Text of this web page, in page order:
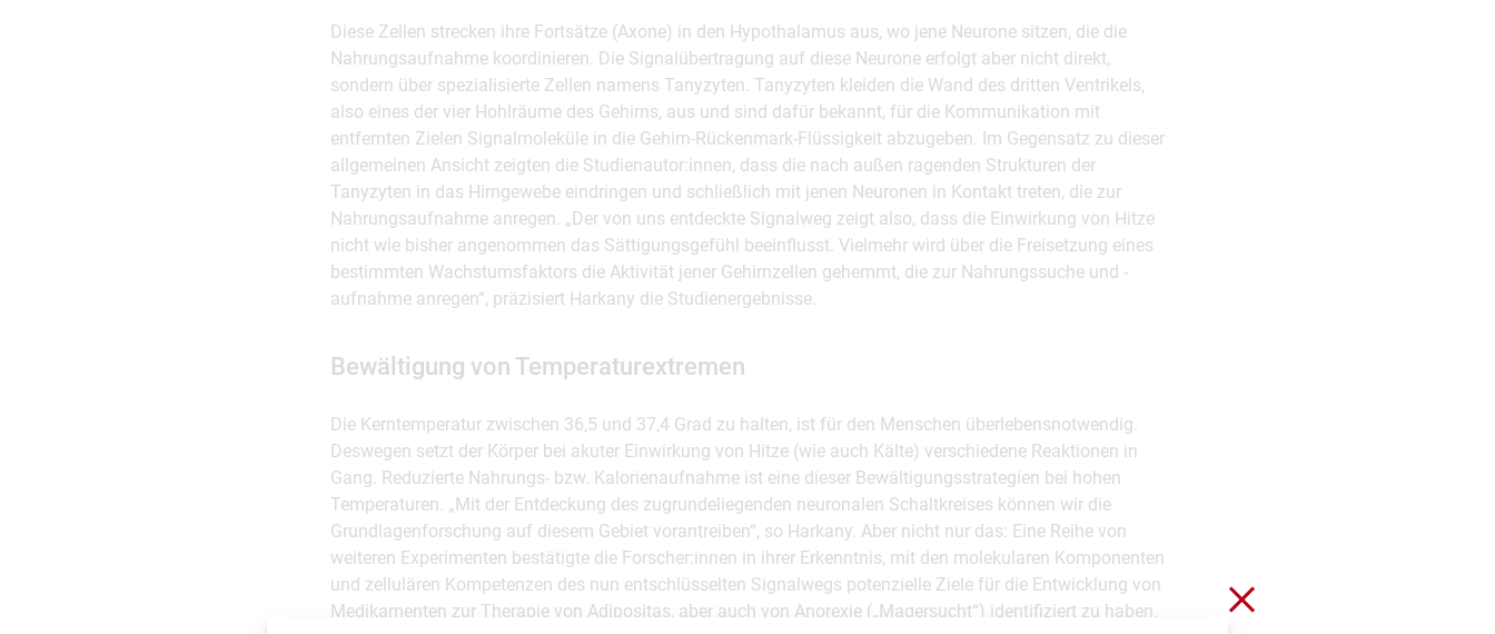
Diese Zellen strecken ihre Fortsätze (Axone) in den Hypothalamus aus, wo jene Neurone sitzen, die die
Nahrungsaufnahme koordinieren. Die Signalübertragung auf diese Neurone erfolgt aber nicht direkt,
sondern über spezialisierte Zellen namens Tanyzyten. Tanyzyten kleiden die Wand des dritten Ventrikels,
also eines der vier Hohlräume des Gehirns, aus und sind dafür bekannt, für die Kommunikation mit
entfernten Zielen Signalmoleküle in die Gehirn-Rückenmark-Flüssigkeit abzugeben. Im Gegensatz zu dieser
allgemeinen Ansicht zeigten die Studienautor:innen, dass die nach außen ragenden Strukturen der
Tanyzyten in das Hirngewebe eindringen und schließlich mit jenen Neuronen in Kontakt treten, die zur
Nahrungsaufnahme anregen. „Der von uns entdeckte Signalweg zeigt also, dass die Einwirkung von Hitze
nicht wie bisher angenommen das Sättigungsgefühl beeinflusst. Vielmehr wird über die Freisetzung eines
bestimmten Wachstumsfaktors die Aktivität jener Gehirnzellen gehemmt, die zur Nahrungssuche und -
aufnahme anregen“, präzisiert Harkany die Studienergebnisse.
Bewältigung von Temperaturextremen
Die Kerntemperatur zwischen 36,5 und 37,4 Grad zu halten, ist für den Menschen überlebensnotwendig.
Deswegen setzt der Körper bei akuter Einwirkung von Hitze (wie auch Kälte) verschiedene Reaktionen in
Gang. Reduzierte Nahrungs- bzw. Kalorienaufnahme ist eine dieser Bewältigungsstrategien bei hohen
Temperaturen. „Mit der Entdeckung des zugrundeliegenden neuronalen Schaltkreises können wir die
Grundlagenforschung auf diesem Gebiet vorantreiben“, so Harkany. Aber nicht nur das: Eine Reihe von
weiteren Experimenten bestätigte die Forscher:innen in ihrer Erkenntnis, mit den molekularen Komponenten
und zellulären Kompetenzen des nun entschlüsselten Signalwegs potenzielle Ziele für die Entwicklung von
Medikamenten zur Therapie von Adipositas, aber auch von Anorexie („Magersucht“) identifiziert zu haben.
Schließen ohne zu